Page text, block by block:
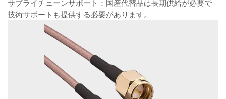
サプライチェーンサポート：国産代替品は長期供給が必要で
技術サポートも提供する必要があります。